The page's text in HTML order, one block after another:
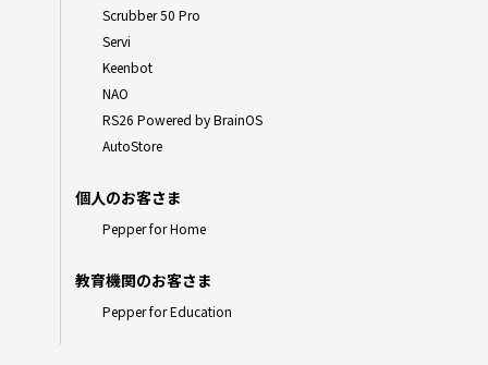
Scrubber 50 Pro
Servi
Keenbot
NAO
RS26 Powered by BrainOS
AutoStore
個人のお客さま
Pepper for Home
教育機関のお客さま
Pepper for Education